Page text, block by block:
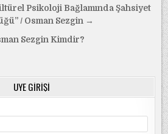
Psikoloji Bağlamında Şahsiyet
/ Osman Sezgin →
Sezgin Kimdir?
ÜYE GIRIŞI